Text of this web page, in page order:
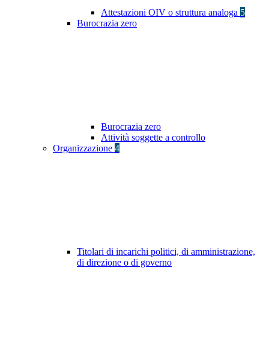
Attestazioni OIV o struttura analoga 5
Burocrazia zero
Burocrazia zero
Attività soggette a controllo
Organizzazione 4
Titolari di incarichi politici, di amministrazione,
di direzione o di governo